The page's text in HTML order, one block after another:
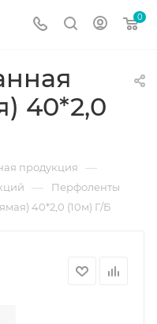
0
40*2,0
продукция —
— Перфоленты
40*2,0 (10м) Г/Б